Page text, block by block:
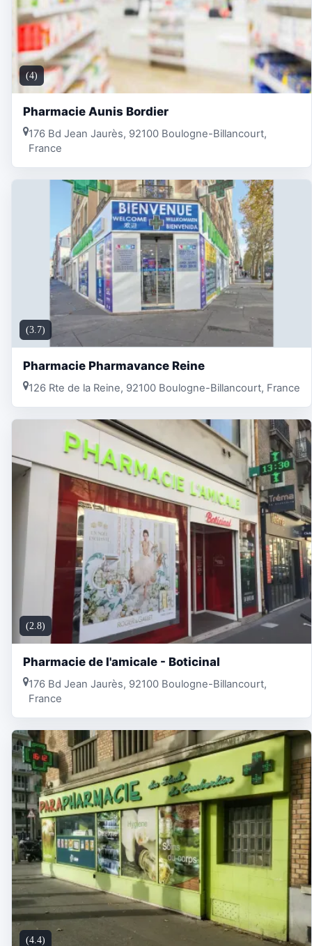
(4)
Pharmacie Aunis Bordier
176 Bd Jean Jaurès, 92100 Boulogne-Billancourt,
France
(3.7)
Pharmacie Pharmavance Reine
126 Rte de la Reine, 92100 Boulogne-Billancourt, France
(2.8)
Pharmacie de l'amicale - Boticinal
176 Bd Jean Jaurès, 92100 Boulogne-Billancourt,
France
(4.4)